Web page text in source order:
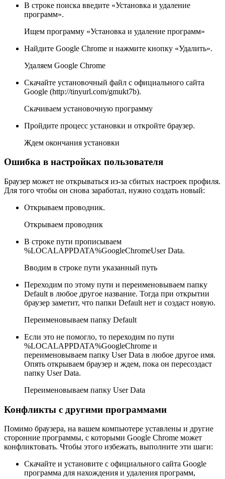
В строке поиска введите «Установка и удаление
программ».
Ищем программу «Установка и удаление программ»
Найдите Google Chrome и нажмите кнопку «Удалить».
Удаляем Google Chrome
Скачайте установочный файл с официального сайта
Google (http://tinyurl.com/gmukt7b).
Скачиваем установочную программу
Пройдите процесс установки и откройте браузер.
Ждем окончания установки
Ошибка в настройках пользователя
Браузер может не открываться из-за сбитых настроек профиля.
Для того чтобы он снова заработал, нужно создать новый:
Открываем проводник.
Открываем проводник
В строке пути прописываем
%LOCALAPPDATA%GoogleChromeUser Data.
Вводим в строке пути указанный путь
Переходим по этому пути и переименовываем папку
Default в любое другое название. Тогда при открытии
браузер заметит, что папки Default нет и создаст новую.
Переименовываем папку Default
Если это не помогло, то переходим по пути
%LOCALAPPDATA%GoogleChrome и
переименовываем папку User Data в любое другое имя.
Опять открываем браузер и ждем, пока он пересоздаст
папку User Data.
Переименовываем папку User Data
Конфликты с другими программами
Помимо браузера, на вашем компьютере уставлены и другие
сторонние программы, с которыми Google Chrome может
конфликтовать. Чтобы этого избежать, выполните эти шаги:
Скачайте и установите с официального сайта Google
программа для нахождения и удаления программ,